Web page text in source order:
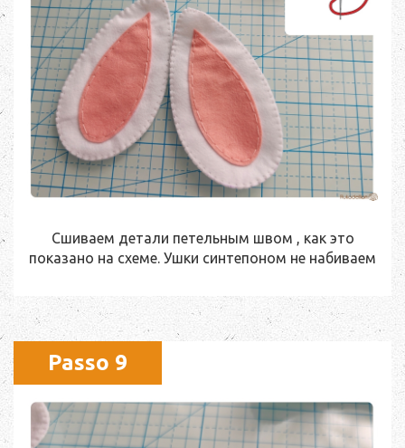
Сшиваем детали петельным швом , как это
показано на схеме. Ушки синтепоном не набиваем
Passo 9